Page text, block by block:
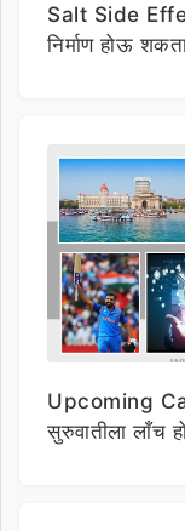
Salt Side
निर्माण होऊ
Upcoming Car
सुरुवातीला लाँच